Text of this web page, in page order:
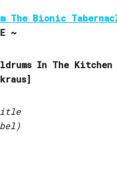
The Bionic
~
In The